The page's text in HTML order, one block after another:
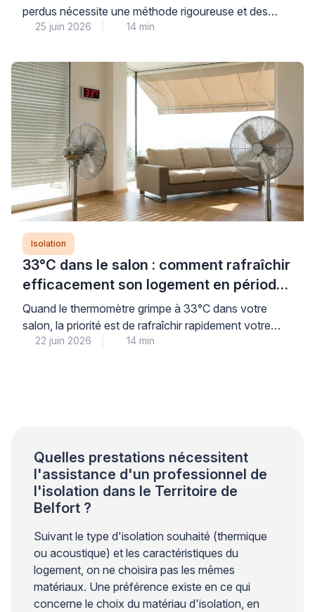
perdus nécessite une méthode rigoureuse et des
équipements professionnels adaptés pour garantir la
isolation. Cette opération technique, loin d’être
anodine, exige le recours à une aspiration mécanique
spécialisée et des protections individuelles
conformes aux normes, conditions indispensables
pour limiter la […]
25 juin 2026 14 min
Isolation
33°C dans le salon : comment rafraîchir
efficacement son logement en période
de canicule
Quand le thermomètre grimpe à 33°C dans votre
salon, la priorité est de rafraîchir rapidement votre
intérieur tout en préparant des solutions durables
22 juin 2026 14 min
Quelles prestations nécessitent
l'assistance d'un professionnel de
l'isolation dans le Territoire de
Belfort ?
Suivant le type d'isolation souhaité (thermique
ou acoustique) et les caractéristiques du
logement, on ne choisira pas les mêmes
matériaux. Une préférence existe en ce qui
concerne le choix du matériau d'isolation, en